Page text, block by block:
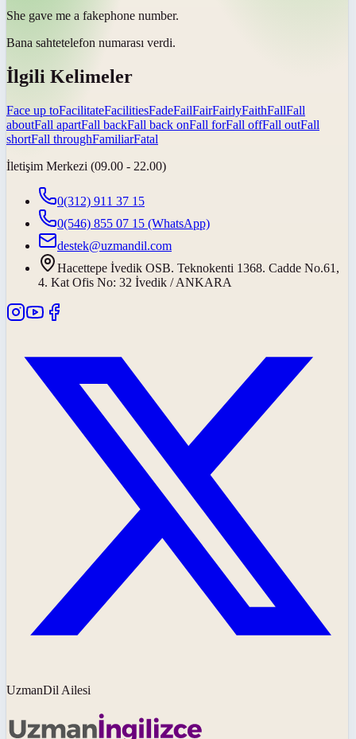
She gave me a fakephone number.
Bana sahtetelefon numarası verdi.
İlgili Kelimeler
Face up toFacilitateFacilitiesFadeFailFairFairlyFaithFallFall
aboutFall apartFall backFall back onFall forFall offFall outFall
shortFall throughFamiliarFatal
İletişim Merkezi (09.00 - 22.00)
0(312) 911 37 15
0(546) 855 07 15 (WhatsApp)
destek@uzmandil.com
Hacettepe İvedik OSB. Teknokenti 1368. Cadde No.61,
4. Kat Ofis No: 32 İvedik / ANKARA
UzmanDil Ailesi